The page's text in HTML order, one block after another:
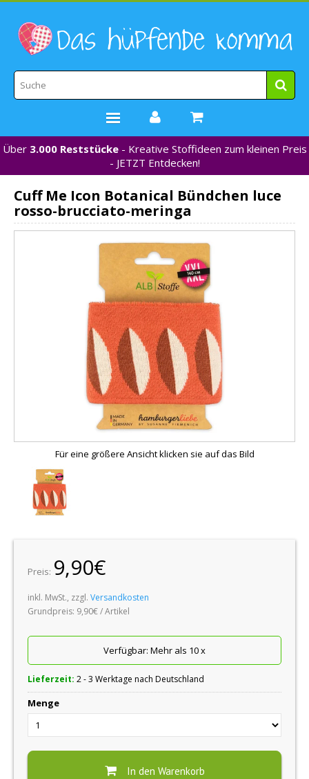
STOFFE
WEBBÄNDER
MARKEN
*NEU*
Über 3.000 Reststücke- Kreative Stoffideen zum kleinen Preis
- JETZT Entdecken!
Cuff Me Icon Botanical Bündchen luce
rosso-brucciato-meringa
Für eine größere Ansicht klicken sie auf das Bild
Preis: 9,90€
inkl. MwSt., zzgl.Versandkosten
Grundpreis: 9,90€ / Artikel
Verfügbar: Mehr als 10x
Lieferzeit:2 - 3 Werktage nach Deutschland
Menge
In den Warenkorb